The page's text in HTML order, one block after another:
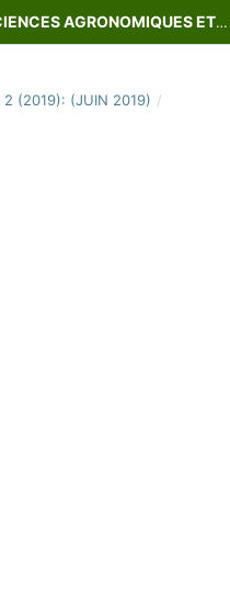
REVUE MAROCAINE DES SCIENCES AGRONOMIQUES ET VÉTÉRINAIRES
2 (2019): (JUIN 2019) /